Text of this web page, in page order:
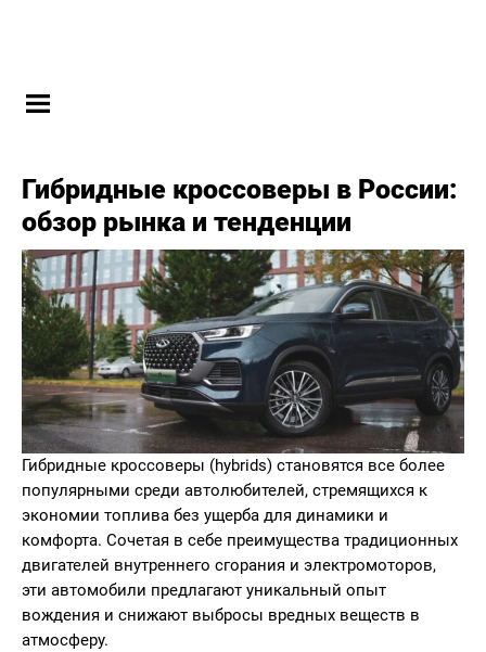
Гибридные кроссоверы в России:
обзор рынка и тенденции
Гибридные кроссоверы (hybrids) становятся все более
популярными среди автолюбителей, стремящихся к
экономии топлива без ущерба для динамики и
комфорта. Сочетая в себе преимущества традиционных
двигателей внутреннего сгорания и электромоторов,
эти автомобили предлагают уникальный опыт
вождения и снижают выбросы вредных веществ в
атмосферу.